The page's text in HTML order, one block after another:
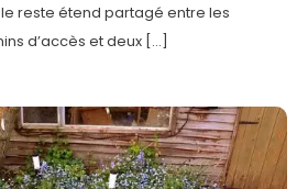
reste étend partagé entre les
d’accès et deux […]